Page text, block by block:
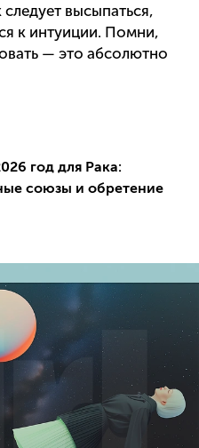
высыпаться,
к интуиции. Помни,
— это абсолютно
год для Рака:
союзы и обретение